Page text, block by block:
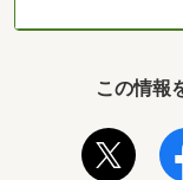
この情報